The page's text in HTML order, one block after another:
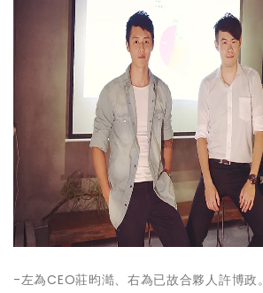
-左為CEO莊昀澔、右為已故合夥人許博政。